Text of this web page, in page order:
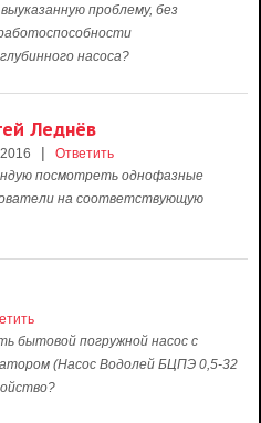
проблему, без
насоса?
Леднёв
|
Ответить
посмотреть однофазные
на соответствующую
бытовой погружной насос с
(Насос Водолей БЦПЭ 0,5-32